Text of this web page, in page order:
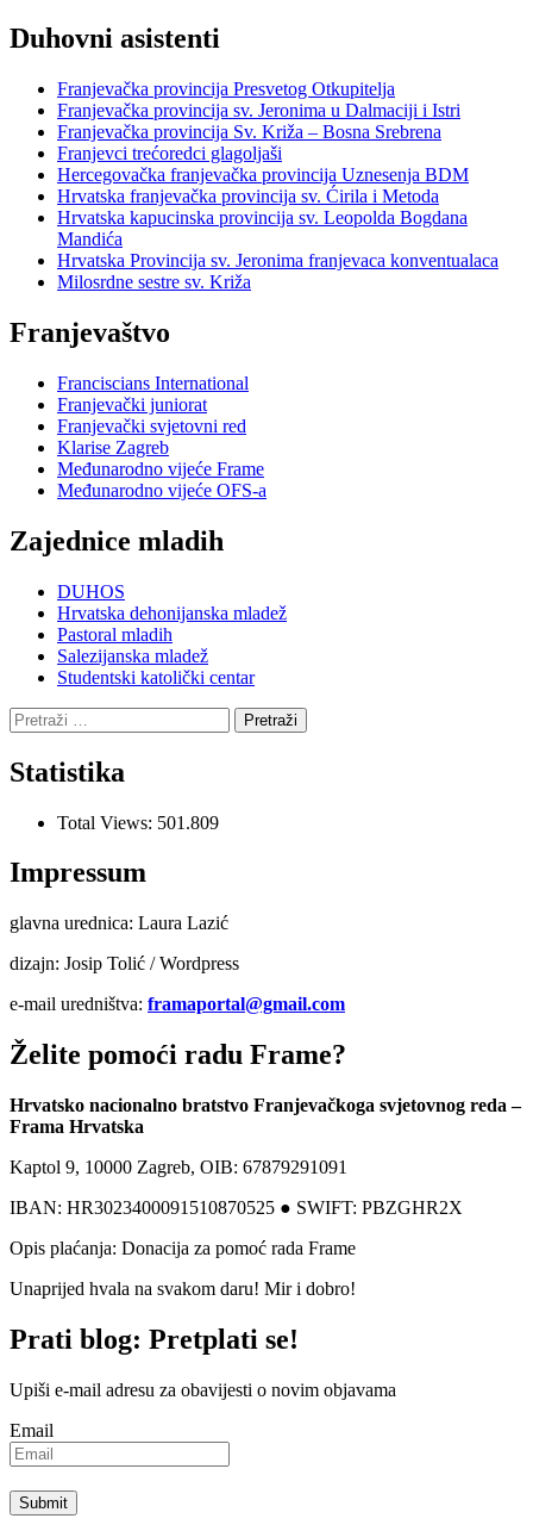
Duhovni asistenti
Franjevačka provincija Presvetog Otkupitelja
Franjevačka provincija sv. Jeronima u Dalmaciji i Istri
Franjevačka provincija Sv. Križa – Bosna Srebrena
Franjevci trećoredci glagoljaši
Hercegovačka franjevačka provincija Uznesenja BDM
Hrvatska franjevačka provincija sv. Ćirila i Metoda
Hrvatska kapucinska provincija sv. Leopolda Bogdana
Mandića
Hrvatska Provincija sv. Jeronima franjevaca konventualaca
Milosrdne sestre sv. Križa
Franjevaštvo
Franciscians International
Franjevački juniorat
Franjevački svjetovni red
Klarise Zagreb
Međunarodno vijeće Frame
Međunarodno vijeće OFS-a
Zajednice mladih
DUHOS
Hrvatska dehonijanska mladež
Pastoral mladih
Salezijanska mladež
Studentski katolički centar
Pretraži:
Statistika
Total Views: 501.809
Impressum
glavna urednica: Laura Lazić
dizajn: Josip Tolić / Wordpress
e-mail uredništva: framaportal@gmail.com
Želite pomoći radu Frame?
Hrvatsko nacionalno bratstvo Franjevačkoga svjetovnog reda –
Frama Hrvatska
Kaptol 9, 10000 Zagreb, OIB: 67879291091
IBAN: HR3023400091510870525 ● SWIFT: PBZGHR2X
Opis plaćanja: Donacija za pomoć rada Frame
Unaprijed hvala na svakom daru! Mir i dobro!
Prati blog: Pretplati se!
Upiši e-mail adresu za obavijesti o novim objavama
Email